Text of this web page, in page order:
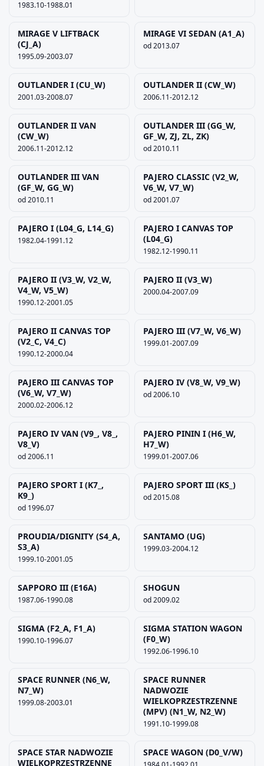
1983.10-1988.01
MIRAGE V LIFTBACK
(CJ_A)
1995.09-2003.07
MIRAGE VI SEDAN (A1_A)
od 2013.07
OUTLANDER I (CU_W)
2001.03-2008.07
OUTLANDER II (CW_W)
2006.11-2012.12
OUTLANDER II VAN
(CW_W)
2006.11-2012.12
OUTLANDER III (GG_W,
GF_W, ZJ, ZL, ZK)
od 2010.11
OUTLANDER III VAN
(GF_W, GG_W)
od 2010.11
PAJERO CLASSIC (V2_W,
V6_W, V7_W)
od 2001.07
PAJERO I (L04_G, L14_G)
1982.04-1991.12
PAJERO I CANVAS TOP
(L04_G)
1982.12-1990.11
PAJERO II (V3_W, V2_W,
V4_W, V5_W)
1990.12-2001.05
PAJERO II (V3_W)
2000.04-2007.09
PAJERO II CANVAS TOP
(V2_C, V4_C)
1990.12-2000.04
PAJERO III (V7_W, V6_W)
1999.01-2007.09
PAJERO III CANVAS TOP
(V6_W, V7_W)
2000.02-2006.12
PAJERO IV (V8_W, V9_W)
od 2006.10
PAJERO IV VAN (V9_, V8_,
V8_V)
od 2006.11
PAJERO PININ I (H6_W,
H7_W)
1999.01-2007.06
PAJERO SPORT I (K7_,
K9_)
od 1996.07
PAJERO SPORT III (KS_)
od 2015.08
PROUDIA/DIGNITY (S4_A,
S3_A)
1999.10-2001.05
SANTAMO (UG)
1999.03-2004.12
SAPPORO III (E16A)
1987.06-1990.08
SHOGUN
od 2009.02
SIGMA (F2_A, F1_A)
1990.10-1996.07
SIGMA STATION WAGON
(F0_W)
1992.06-1996.10
SPACE RUNNER (N6_W,
N7_W)
1999.08-2003.01
SPACE RUNNER
NADWOZIE
WIELKOPRZESTRZENNE
(MPV) (N1_W, N2_W)
1991.10-1999.08
SPACE STAR NADWOZIE
WIELKOPRZESTRZENNE
SPACE WAGON (D0_V/W)